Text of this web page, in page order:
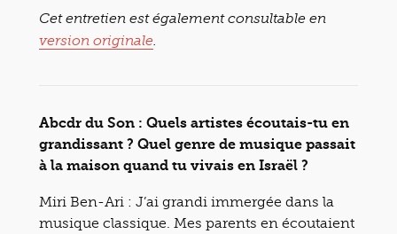
Cet entretien est également consultable en
version originale.
Abcdr du Son : Quels artistes écoutais-tu en
grandissant ? Quel genre de musique passait
à la maison quand tu vivais en Israël ?
Miri Ben-Ari : J’ai grandi immergée dans la
musique classique. Mes parents en écoutaient